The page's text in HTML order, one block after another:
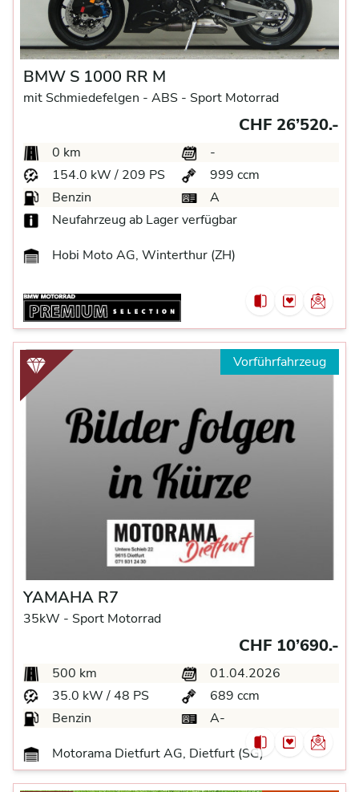
BMW S 1000 RR M
mit Schmiedefelgen - ABS - Sport Motorrad
CHF 26’520.-
0 km
-
154.0 kW / 209 PS
999 ccm
Benzin
A
Neufahrzeug ab Lager verfügbar
Hobi Moto AG, Winterthur (ZH)
Vorführfahrzeug
YAMAHA R7
35kW - Sport Motorrad
CHF 10’690.-
500 km
01.04.2026
35.0 kW / 48 PS
689 ccm
Benzin
A-
Motorama Dietfurt AG, Dietfurt (SG)